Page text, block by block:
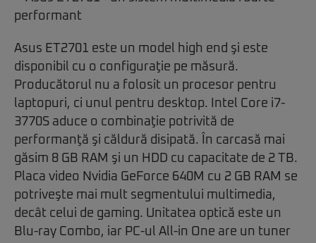
Asus ET2701 este un model high end şi este
disponibil cu o configuraţie pe măsură.
Producătorul nu a folosit un procesor pentru
laptopuri, ci unul pentru desktop. Intel Core i7-
3770S aduce o combinaţie potrivită de
performanţă şi căldură disipată. În carcasă mai
găsim 8 GB RAM şi un HDD cu capacitate de 2 TB.
Placa video Nvidia GeForce 640M cu 2 GB RAM se
potriveşte mai mult segmentului multimedia,
decât celui de gaming. Unitatea optică este un
Blu-ray Combo, iar PC-ul All-in One are un tuner